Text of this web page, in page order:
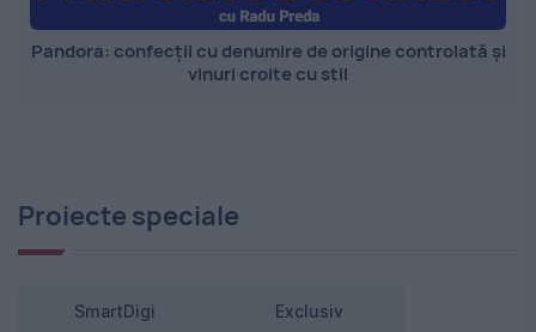
Pandora: confecții cu denumire de origine controlată și
vinuri croite cu stil
Proiecte speciale
SmartDigi Exclusiv